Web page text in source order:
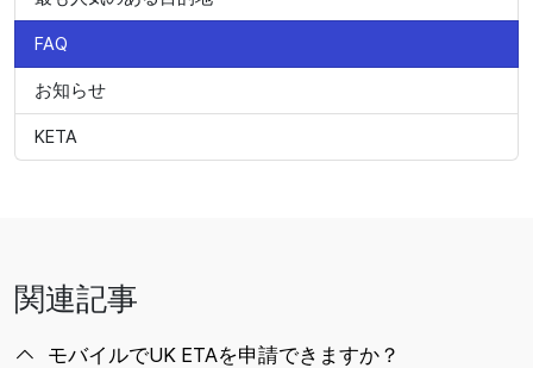
FAQ
お知らせ
KETA
関連記事
モバイルでUK ETAを申請できますか？